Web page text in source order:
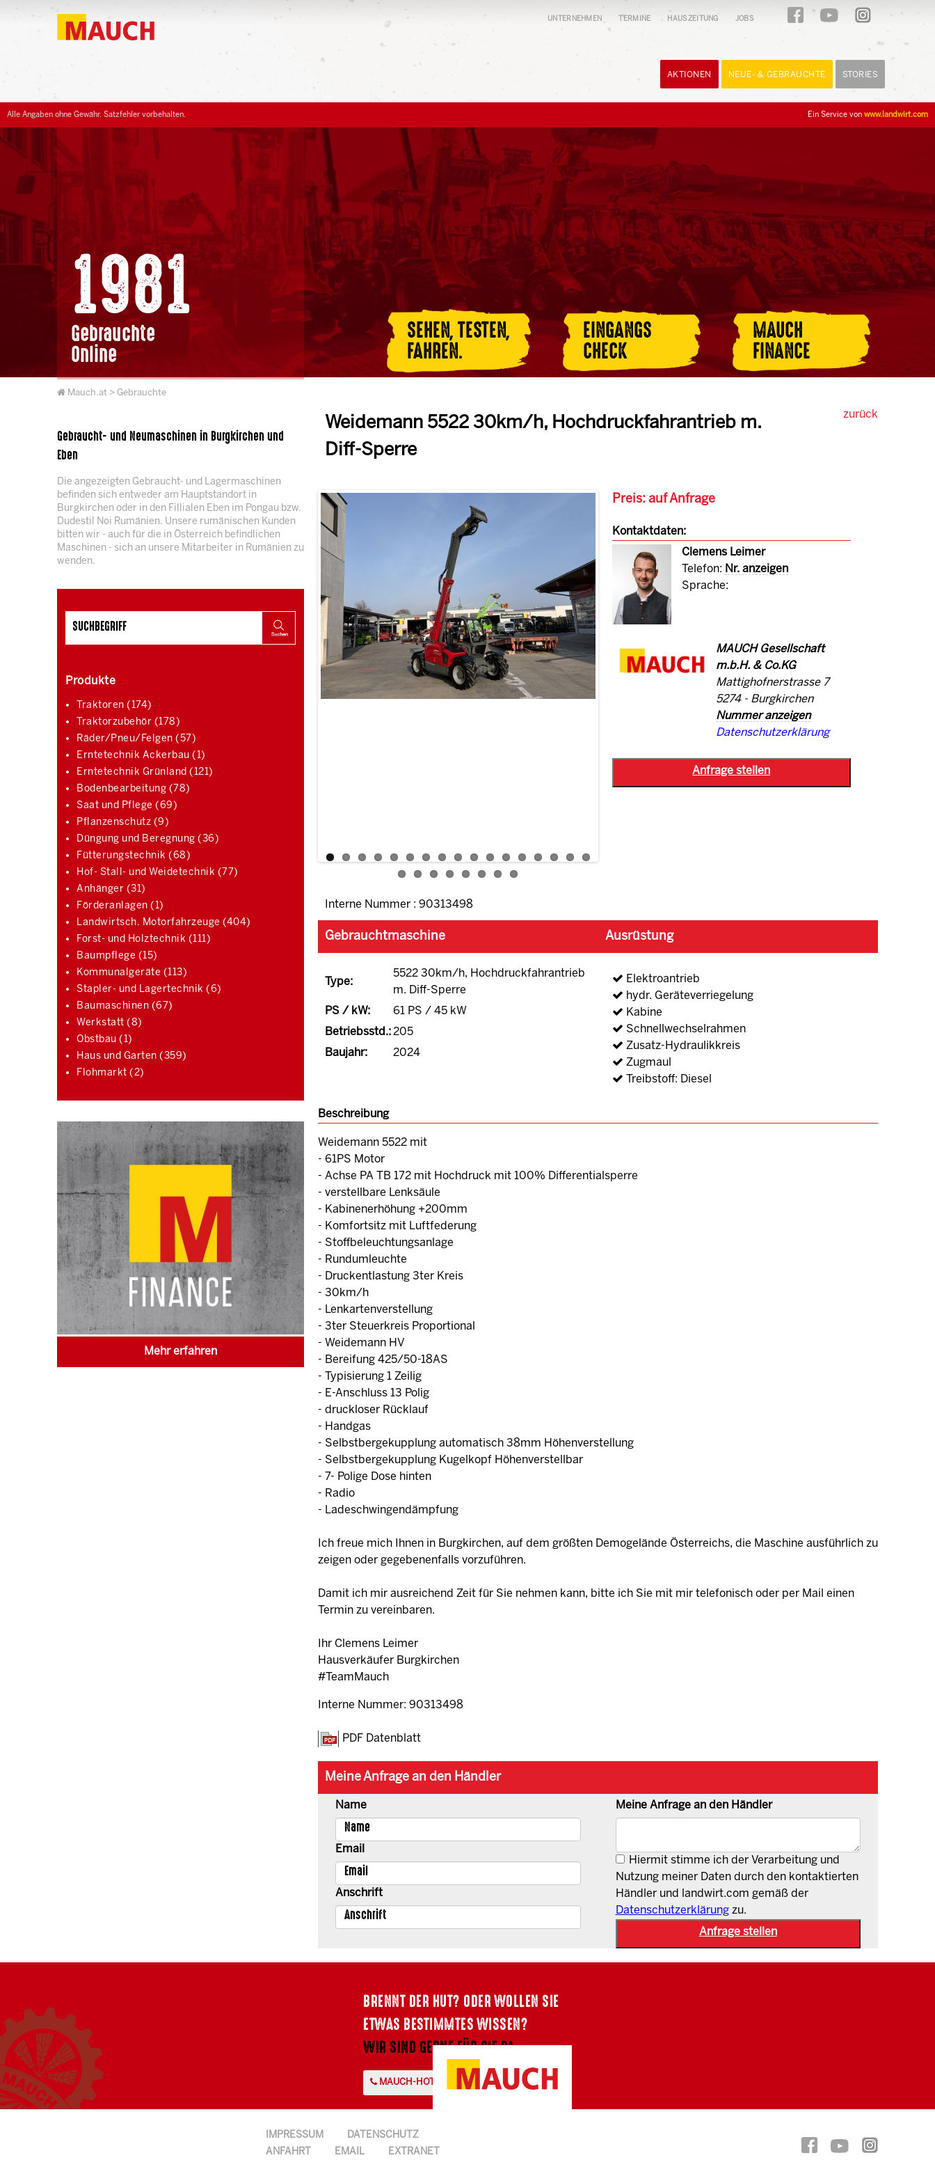
UNTERNEHMEN TERMINE HAUSZEITUNG JOBS
AKTIONEN NEUE- & GEBRAUCHTE STORIES
Alle Angaben ohne Gewähr. Satzfehler vorbehalten. Ein Service von www.landwirt.com
1981
Gebrauchte
Online
SEHEN, TESTEN,
FAHREN.
EINGANGS
CHECK
MAUCH
FINANCE
Mauch.at > Gebrauchte
Gebraucht- und Neumaschinen in Burgkirchen und
Eben
Die angezeigten Gebraucht- und Lagermaschinen
befinden sich entweder am Hauptstandort in
Burgkirchen oder in den Fillialen Eben im Pongau bzw.
Dudestil Noi Rumänien. Unsere rumänischen Kunden
bitten wir - auch für die in Österreich befindlichen
Maschinen - sich an unsere Mitarbeiter in Rumänien zu
wenden.
Produkte
Traktoren (174)
Traktorzubehör (178)
Räder/Pneu/Felgen (57)
Erntetechnik Ackerbau (1)
Erntetechnik Grünland (121)
Bodenbearbeitung (78)
Saat und Pflege (69)
Pflanzenschutz (9)
Düngung und Beregnung (36)
Fütterungstechnik (68)
Hof- Stall- und Weidetechnik (77)
Anhänger (31)
Förderanlagen (1)
Landwirtsch. Motorfahrzeuge (404)
Forst- und Holztechnik (111)
Baumpflege (15)
Kommunalgeräte (113)
Stapler- und Lagertechnik (6)
Baumaschinen (67)
Werkstatt (8)
Obstbau (1)
Haus und Garten (359)
Flohmarkt (2)
Mehr erfahren
Weidemann 5522 30km/h, Hochdruckfahrantrieb m.
Diff-Sperre
zurück
Interne Nummer : 90313498
Preis: auf Anfrage
Kontaktdaten:
Clemens Leimer
Telefon: Nr. anzeigen
Sprache:
MAUCH Gesellschaft
m.b.H. & Co.KG
Mattighofnerstrasse 7
5274 - Burgkirchen
Nummer anzeigen
Datenschutzerklärung
Gebrauchtmaschine
Type:
5522 30km/h, Hochdruckfahrantrieb
m. Diff-Sperre
PS / kW:
61 PS / 45 kW
Betriebsstd.: 205
Baujahr:
2024
Ausrüstung
Elektroantrieb
hydr. Geräteverriegelung
Kabine
Schnellwechselrahmen
Zusatz-Hydraulikkreis
Zugmaul
Treibstoff: Diesel
Beschreibung
Weidemann 5522 mit
- 61PS Motor
- Achse PA TB 172 mit Hochdruck mit 100% Differentialsperre
- verstellbare Lenksäule
- Kabinenerhöhung +200mm
- Komfortsitz mit Luftfederung
- Stoffbeleuchtungsanlage
- Rundumleuchte
- Druckentlastung 3ter Kreis
- 30km/h
- Lenkartenverstellung
- 3ter Steuerkreis Proportional
- Weidemann HV
- Bereifung 425/50-18AS
- Typisierung 1 Zeilig
- E-Anschluss 13 Polig
- druckloser Rücklauf
- Handgas
- Selbstbergekupplung automatisch 38mm Höhenverstellung
- Selbstbergekupplung Kugelkopf Höhenverstellbar
- 7- Polige Dose hinten
- Radio
- Ladeschwingendämpfung
Ich freue mich Ihnen in Burgkirchen, auf dem größten Demogelände Österreichs, die Maschine ausführlich zu
zeigen oder gegebenenfalls vorzuführen.
Damit ich mir ausreichend Zeit für Sie nehmen kann, bitte ich Sie mit mir telefonisch oder per Mail einen
Termin zu vereinbaren.
Ihr Clemens Leimer
Hausverkäufer Burgkirchen
#TeamMauch
Interne Nummer: 90313498
PDF Datenblatt
Meine Anfrage an den Händler
Name
Email
Anschrift
Meine Anfrage an den Händler
Hiermit stimme ich der Verarbeitung und
Nutzung meiner Daten durch den kontaktierten
Händler und landwirt.com gemäß der
Datenschutzerklärungzu.
BRENNT DER HUT? ODER WOLLEN SIE
ETWAS BESTIMMTES WISSEN?
WIR SIND GERNE FÜR SIE DA.
MAUCH-HOTLINE +43 7724 2107-0
IMPRESSUM
DATENSCHUTZ
ANFAHRT
EMAIL EXTRANET